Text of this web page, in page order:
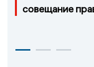
совещание